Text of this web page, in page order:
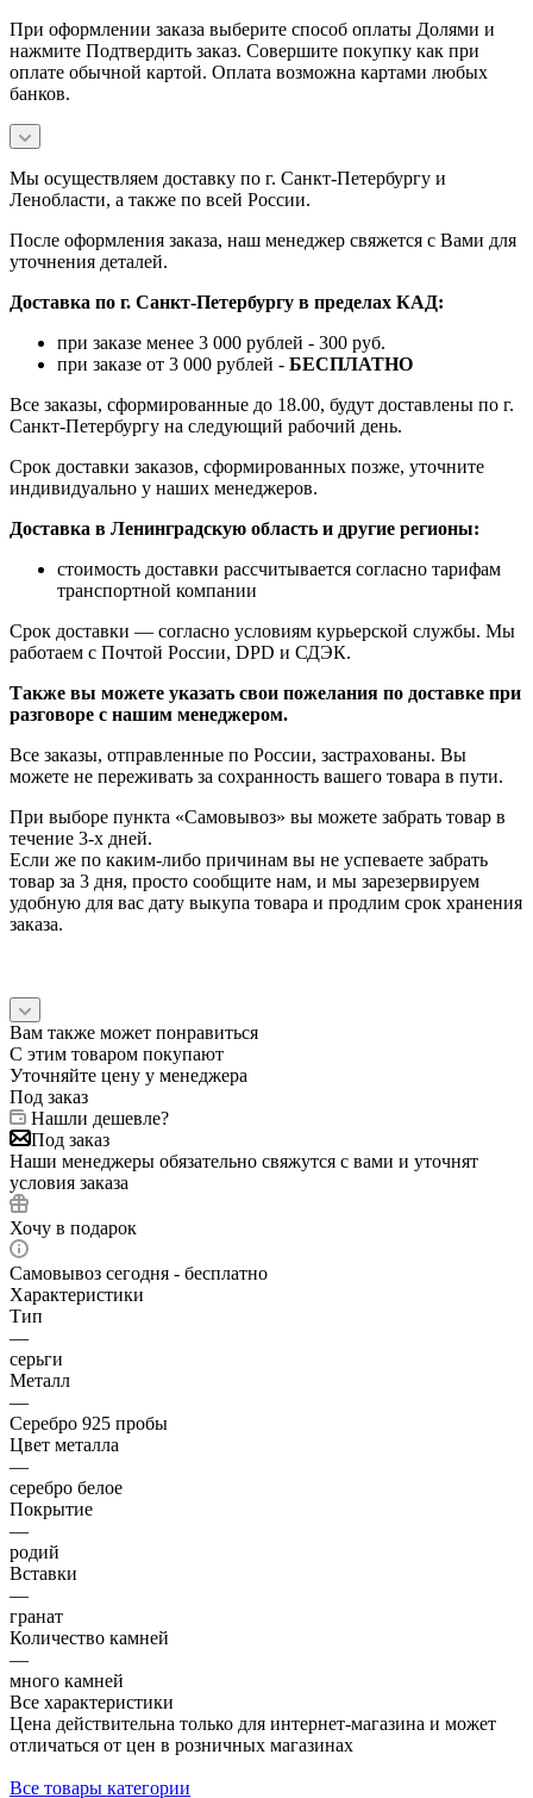
При оформлении заказа выберите способ оплаты Долями и
нажмите Подтвердить заказ. Совершите покупку как при
оплате обычной картой. Оплата возможна картами любых
банков.
Мы осуществляем доставку по г. Санкт-Петербургу и
Ленобласти, а также по всей России.
После оформления заказа, наш менеджер свяжется с Вами для
уточнения деталей.
Доставка по г. Санкт-Петербургу в пределах КАД:
при заказе менее 3 000 рублей - 300 руб.
при заказе от 3 000 рублей - БЕСПЛАТНО
Все заказы, сформированные до 18.00, будут доставлены по г.
Санкт-Петербургу на следующий рабочий день.
Срок доставки заказов, сформированных позже, уточните
индивидуально у наших менеджеров.
Доставка в Ленинградскую область и другие регионы:
стоимость доставки рассчитывается согласно тарифам
транспортной компании
Срок доставки — согласно условиям курьерской службы. Мы
работаем с Почтой России, DPD и СДЭК.
Также вы можете указать свои пожелания по доставке при
разговоре с нашим менеджером.
Все заказы, отправленные по России, застрахованы. Вы
можете не переживать за сохранность вашего товара в пути.
При выборе пункта «Самовывоз» вы можете забрать товар в
течение 3-х дней.
Если же по каким-либо причинам вы не успеваете забрать
товар за 3 дня, просто сообщите нам, и мы зарезервируем
удобную для вас дату выкупа товара и продлим срок хранения
заказа.
Вам также может понравиться
С этим товаром покупают
Уточняйте цену у менеджера
Под заказ
Нашли дешевле?
Под заказ
Наши менеджеры обязательно свяжутся с вами и уточнят
условия заказа
Хочу в подарок
Самовывоз сегодня - бесплатно
Характеристики
Тип
—
серьги
Металл
—
Серебро 925 пробы
Цвет металла
—
серебро белое
Покрытие
—
родий
Вставки
—
гранат
Количество камней
—
много камней
Все характеристики
Цена действительна только для интернет-магазина и может
отличаться от цен в розничных магазинах
Все товары категории